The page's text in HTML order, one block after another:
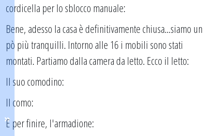
cordicella per lo sblocco manuale:
Bene, adesso la casa è definitivamente chiusa...siamo un
pò più tranquilli. Intorno alle 16 i mobili sono stati
montati. Partiamo dalla camera da letto. Ecco il letto:
Il suo comodino:
Il como:
E per finire, l'armadione: